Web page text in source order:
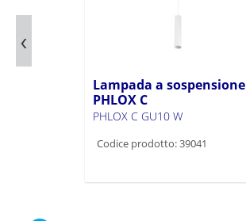
Lampada a sospensione
PHLOX C
PHLOX C GU10 W
Codice prodotto: 39041